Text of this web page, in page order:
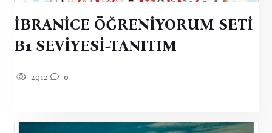
İBRANİCE ÖĞRENİYORUM SETİ
B1 SEVİYESİ-TANITIM
2912 0